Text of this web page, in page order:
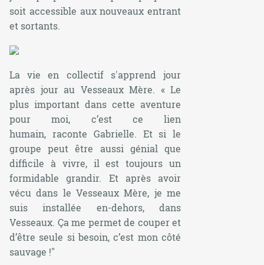
soit accessible aux nouveaux entrant
et sortants.
La vie en collectif s'apprend jour
après jour au Vesseaux Mère. «Le
plus important dans cette aventure
pour moi, c’est ce lien
humain, raconte Gabrielle. Et si le
groupe peut être aussi génial que
difficile à vivre, il est toujours un
formidable grandir. Et après avoir
vécu dans le Vesseaux Mère, je me
suis installée en-dehors, dans
Vesseaux. Ça me permet de couper et
d’être seule si besoin, c’est mon côté
sauvage !"